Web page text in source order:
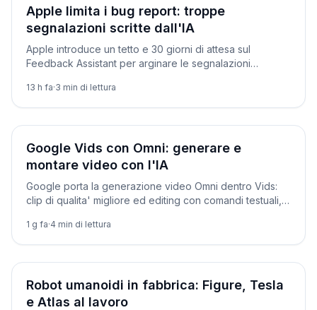
Prodotti
Apple limita i bug report: troppe
segnalazioni scritte dall'IA
Apple introduce un tetto e 30 giorni di attesa sul
Feedback Assistant per arginare le segnalazioni
l'Internet Bug Bounty.
13 h fa·3 min di lettura
Novità
Google Vids con Omni: generare e
montare video con l'IA
Google porta la generazione video Omni dentro Vids:
clip di qualita' migliore ed editing con comandi testuali,
1 g fa·4 min di lettura
Prodotti
Robot umanoidi in fabbrica: Figure, Tesla
e Atlas al lavoro